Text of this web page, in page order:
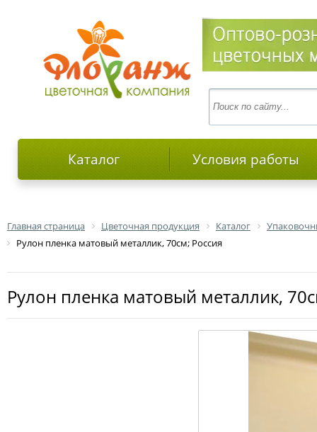
Каталог Условия работы
Главная страница Цветочная продукция Каталог
Рулон пленка матовый металлик, 70см; Россия
Рулон пленка матовый металлик,